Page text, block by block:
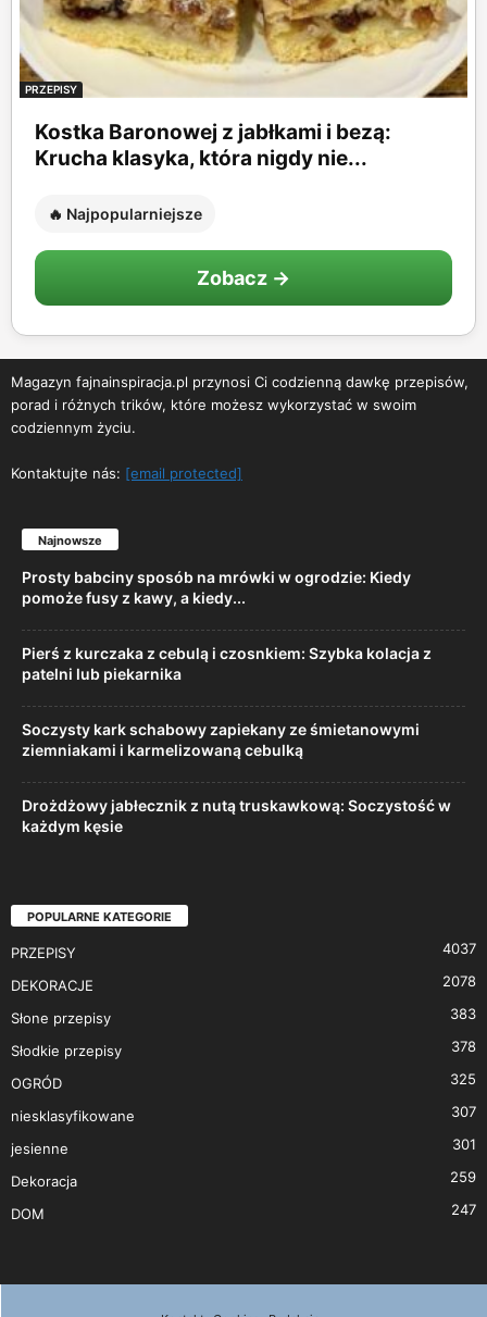
PRZEPISY
Kostka Baronowej z jabłkami i bezą:
Krucha klasyka, która nigdy nie...
🔥 Najpopularniejsze
Zobacz →
Magazyn fajnainspiracja.pl przynosi Ci codzienną dawkę przepisów,
porad i różnych trików, które możesz wykorzystać w swoim
codziennym życiu.
Kontaktujte nás: [email protected]
Najnowsze
Prosty babciny sposób na mrówki w ogrodzie: Kiedy
pomoże fusy z kawy, a kiedy...
Pierś z kurczaka z cebulą i czosnkiem: Szybka kolacja z
patelni lub piekarnika
Soczysty kark schabowy zapiekany ze śmietanowymi
ziemniakami i karmelizowaną cebulką
Drożdżowy jabłecznik z nutą truskawkową: Soczystość w
każdym kęsie
POPULARNE KATEGORIE
PRZEPISY 4037
DEKORACJE 2078
Słone przepisy 383
Słodkie przepisy 378
OGRÓD 325
niesklasyfikowane 307
jesienne 301
Dekoracja 259
DOM 247